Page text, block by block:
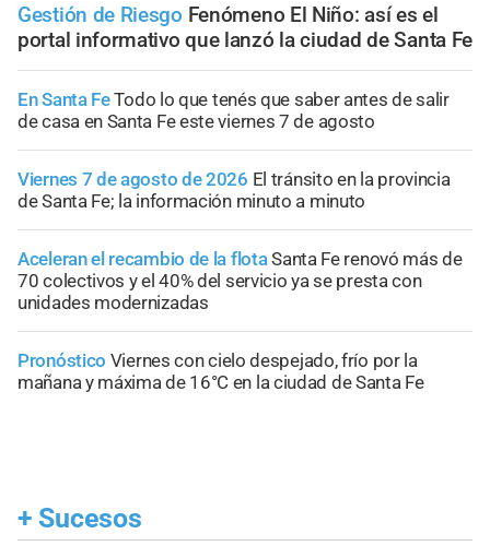
Gestión de Riesgo Fenómeno El Niño: así es el
portal informativo que lanzó la ciudad de Santa Fe
En Santa FeTodo lo que tenés que saber antes de salir
de casa en Santa Fe este viernes 7 de agosto
Viernes 7 de agosto de 2026 El tránsito en la provincia
de Santa Fe; la información minuto a minuto
Aceleran el recambio de la flotaSanta Fe renovó más de
70 colectivos y el 40% del servicio ya se presta con
unidades modernizadas
Pronóstico Viernes con cielo despejado, frío por la
mañana y máxima de 16°C en la ciudad de Santa Fe
+ Sucesos